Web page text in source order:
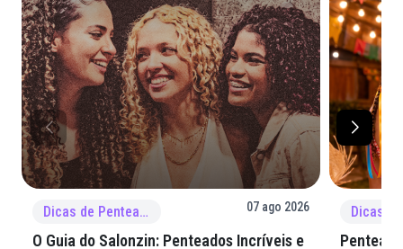
Dicas de Penteado 07 ago 2026
O Guia do Salonzin: Penteados Incríveis e